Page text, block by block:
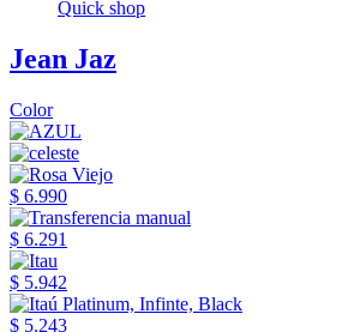
Quick shop
Jean Jaz
Color
$ 6.990
$ 6.291
$ 5.942
$ 5.243